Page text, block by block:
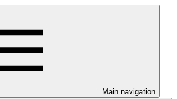
Main navigation